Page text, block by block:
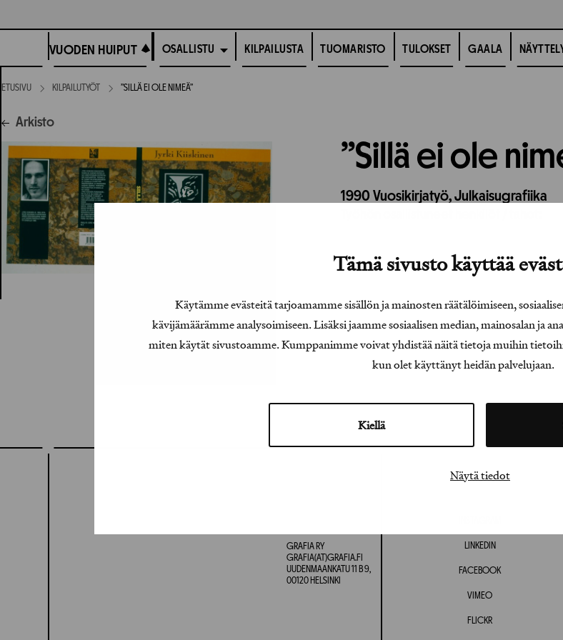
Tämä sivusto käyttää
Käytämme evästeitä tarjoamamme sisällön ja mainosten räätälöimiseen,
kävijämäärämme analysoimiseen. Lisäksi jaamme sosiaalisen median, mainosalan ja
miten käytät sivustoamme. Kumppanimme voivat yhdistää näitä tietoja muihin
kun olet käyttänyt heidän palvelujaan.
Kiellä
Näytä tiedot
suoraan
VUODEN HUIPUT
VUODEN HUIPUT OSALLISTU KILPAILUSTA TUOMARISTO TULOKSET GAALA
ETUSIVU KILPAILUTYÖT ”SILLÄ EI OLE NIMEÄ”
Arkisto
”Sillä ei ole
1990 Vuosikirjatyö,Julkaisugrafiika
GRAFIA RY
GRAFIA(AT)GRAFIA.FI
UUDENMAANKATU 11 B 9,
00120 HELSINKI
LINKEDIN
FACEBOOK
VIMEO
FLICKR